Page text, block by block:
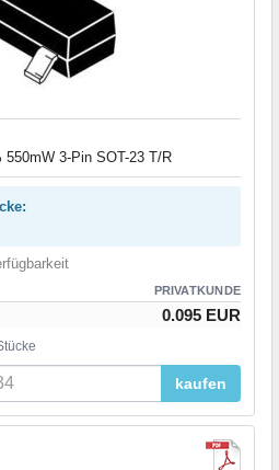
3-Pin SOT-23 T/R
PRIVATKUNDE
0.095 EUR
kaufen